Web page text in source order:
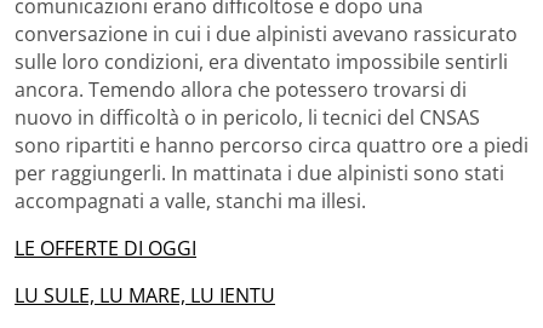
comunicazioni erano difficoltose e dopo una
conversazione in cui i due alpinisti avevano rassicurato
sulle loro condizioni, era diventato impossibile sentirli
ancora. Temendo allora che potessero trovarsi di
nuovo in difficoltà o in pericolo, li tecnici del CNSAS
sono ripartiti e hanno percorso circa quattro ore a piedi
per raggiungerli. In mattinata i due alpinisti sono stati
accompagnati a valle, stanchi ma illesi.
LE OFFERTE DI OGGI
LU SULE, LU MARE, LU IENTU